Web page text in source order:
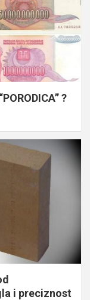
?
i preciznost